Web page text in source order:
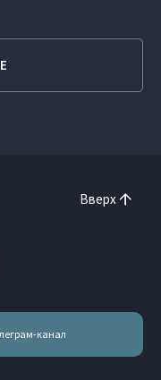
Вверх
канал